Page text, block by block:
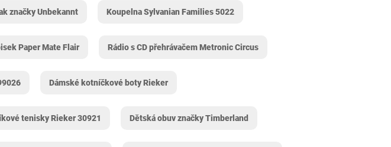
značky Unbekannt Koupelna Sylvanian Families 5022
Paper Mate Flair Rádio s CD přehrávačem Metronic Circus
Dámské kotníčkové boty Rieker
tenisky Rieker 30921 Dětská obuv značky Timberland